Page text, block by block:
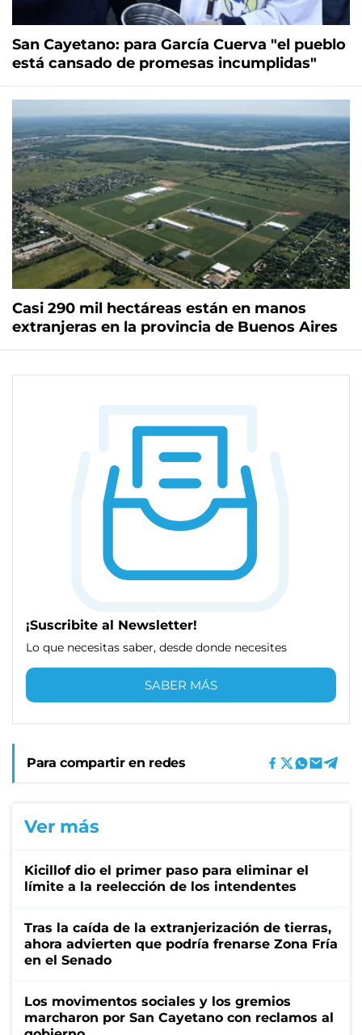
San Cayetano: para García Cuerva "el pueblo
está cansado de promesas incumplidas"
Casi 290 mil hectáreas están en manos
extranjeras en la provincia de Buenos Aires
¡Suscribite al Newsletter!
Lo que necesitas saber, desde donde necesites
SABER MÁS
Para compartir en redes
Ver más
Kicillof dio el primer paso para eliminar el
límite a la reelección de los intendentes
Tras la caída de la extranjerización de tierras,
ahora advierten que podría frenarse Zona Fría
en el Senado
Los movimentos sociales y los gremios
marcharon por San Cayetano con reclamos al